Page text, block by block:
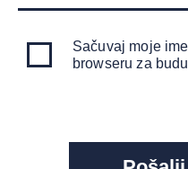
Sačuvaj moje
browseru za